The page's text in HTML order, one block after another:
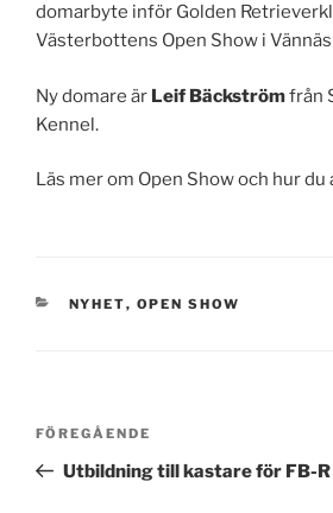
domarbyte inför Golden
Västerbottens Open Show i
Ny domare är Leif Bäckströmfrån
Kennel.
Läs mer om Open Show och hur du
KATEGORIER
NYHET, OPEN SHOW
Inläggsnavigering
Föregående
inlägg
FÖREGÅENDE
Utbildning till kastare för FB-R